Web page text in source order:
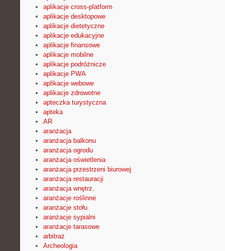
aplikacje cross-platform
aplikacje desktopowe
aplikacje dietetyczne
aplikacje edukacyjne
aplikacje finansowe
aplikacje mobilne
aplikacje podróżnicze
aplikacje PWA
aplikacje webowe
aplikacje zdrowotne
apteczka turystyczna
apteka
AR
aranżacja
aranżacja balkonu
aranżacja ogrodu
aranżacja oświetlenia
aranżacja przestrzeni biurowej
aranżacja restauracji
aranżacja wnętrz.
aranżacje roślinne
aranżacje stołu
aranżacje sypialni
aranżacje tarasowe
arbitraż
Archeologia